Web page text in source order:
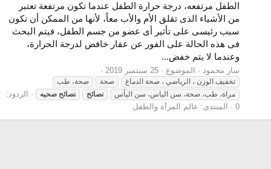
الطفل مرتفعه، درجة حرارة الطفل عندما تكون مرتفعة تعتبر
من الأشياء الذى تقلق الأم والأب معاً، لأنها من الممكن أن تكون
سبب رئيسى على تأثير أى عضو من جسم الطفل، فيتم البحث
فى هذه الحالة على الفور عن عقار خافض لدرجة الحرارة،
وعندما لا يتم خفض...
سار محمود الموضوع 25 سبتمبر 2019
تخفيف الوزن ، الرياضي ، صحة الدماغ صحة
صحة، طب
مراة، طب، صحة، سن الياس، سن اليأس
نصائح نصائح صحيه
الردود:
0
المنتدى: عالم المرأة والطفل